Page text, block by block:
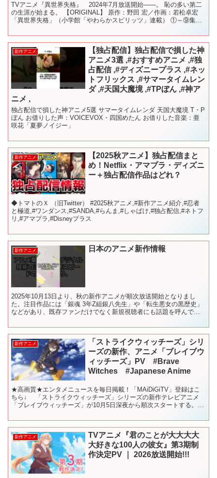
TVアニメ『異世界失格』 2024年7月放送開始――。 恥の多い第二
の生涯が始まる。 【ORIGINAL】 原作：野田 宏／作画：若松卓宏
「異世界失格」（小学館「やわらかスピリッツ」連載） ①～⑨集好
新作アニメ
【独占配信】独占配信で損した神
アニメ3選 ,#おすすめアニメ ,#独
占配信 ,#ディズニープラス ,#ネッ
トフリックス ,#サマータイムレン
ダ ,#天国大魔境 ,#TPぼん ,#神ア
ニメ ,
独占配信で損した神アニメ5選 サマータイムレンダ 天国大魔境 T・P
ぼん お借りした声：VOICEVOX・四国めたん お借りした音楽：亜
咲花「夏夢ノイジー」
新作アニメ
【2025秋アニメ】独占配信まと
め！Netflix・アマプラ・ディズニ
ー＋独占配信作品はどれ？
◆トマトのＸ （旧Twitter） #2025秋アニメ,#新作アニメ紹介,#忍者
と極道,#ワンダンス,#SANDA,#らんま,#しゃばけ,#独占配信,#ネトフ
リ,#アマプラ,#Disneyプラス
新作アニメ 日本のアニメ新作情報
2025年10月13日より、秋の新作アニメが順次放送開始となりまし
た。注目作品には「銀魂 3年Z組銀八先生」や「転生悪女の黒歴史」
などがあり、既存ファンだけでなく新規視聴者にも話題を呼んでい
新作アニメ
「ストライクウィッチーズ」シリ
ーズの新作、アニメ「ブレイブウ
ィッチーズ」PV #Brave
Witches #Japanese Anime
★高画質★エンタメニュースを毎日掲載！「MAiDiGiTV」登録はこ
ちら↓ 「ストライクウィッチーズ」シリーズの新作テレビアニメ
「ブレイブウィッチーズ」が10月5日深夜から順次スタートする。
新作アニメ
TVアニメ『君のことが大大大大
大好きな100人の彼女』第3期制
作決定PV ｜ 2026放送開始!!!